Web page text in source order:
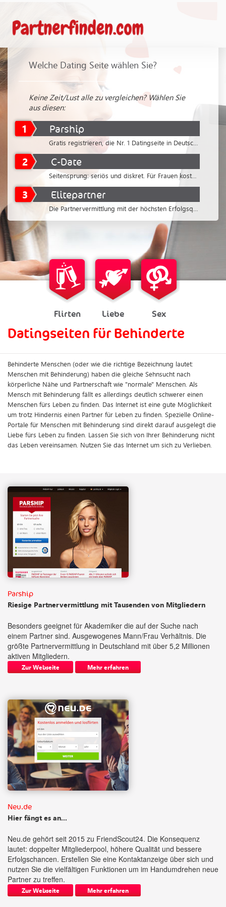
Welche Dating Seite wählen Sie?
Keine Zeit/Lust alle zu vergleichen? Wählen Sie
aus diesen:
1 Parship
2 C-Date
3 Elitepartner
Flirten Liebe Sex
Datingseiten für Behinderte
Behinderte Menschen (oder wie die richtige Bezeichnung lautet:
Menschen mit Behinderung) haben die gleiche Sehnsucht nach
körperliche Nähe und Partnerschaft wie "normale" Menschen. Als
Mensch mit Behinderung fällt es allerdings deutlich schwerer einen
Menschen fürs Leben zu finden. Das Internet ist eine gute Möglichkeit
um trotz Hindernis einen Partner für Leben zu finden. Spezielle Online-
Portale für Menschen mit Behinderung sind direkt darauf ausgelegt die
Liebe fürs Leben zu finden. Lassen Sie sich von Ihrer Behinderung nicht
das Leben vereinsamen. Nutzen Sie das Internet um sich zu Verlieben.
Parship
Riesige Partnervermittlung mit Tausenden von Mitgliedern
Besonders geeignet für Akademiker die auf der Suche nach
einem Partner sind. Ausgewogenes Mann/Frau Verhältnis. Die
größte Partnervermittlung in Deutschland mit über 5,2 Millionen
aktiven Mitgliedern.
Zur Webseite Mehr erfahren
Neu.de
Hier fängt es an...
Neu.de gehört seit 2015 zu FriendScout24. Die Konsequenz
lautet: doppelter Mitgliederpool, höhere Qualität und bessere
Erfolgschancen. Erstellen Sie eine Kontaktanzeige über sich und
nutzen Sie die vielfältigen Funktionen um im Handumdrehen neue
Partner zu treffen.
Zur Webseite Mehr erfahren